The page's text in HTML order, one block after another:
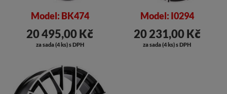
Model: BK474
20 495,00 Kč
za sada (4 ks) s DPH
Model: I0294
20 231,00 Kč
za sada (4 ks) s DPH